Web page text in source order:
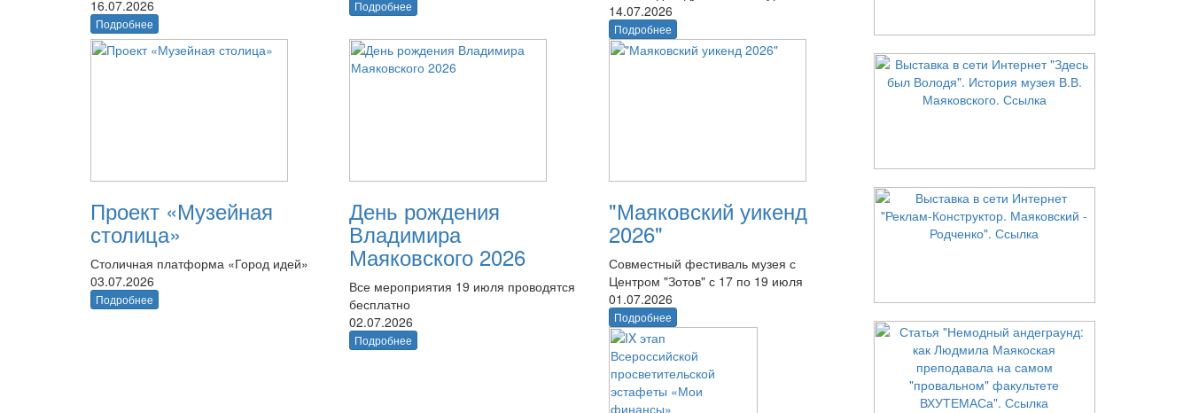
16.07.2026
Подробнее
Подробнее
14.07.2026
Подробнее
Проект «Музейная
столица»
Столичная платформа «Город идей»
03.07.2026
Подробнее
День рождения
Владимира
Маяковского 2026
Все мероприятия 19 июля проводятся
бесплатно
02.07.2026
Подробнее
"Маяковский уикенд
2026"
Совместный фестиваль музея с
Центром "Зотов" с 17 по 19 июля
01.07.2026
Подробнее